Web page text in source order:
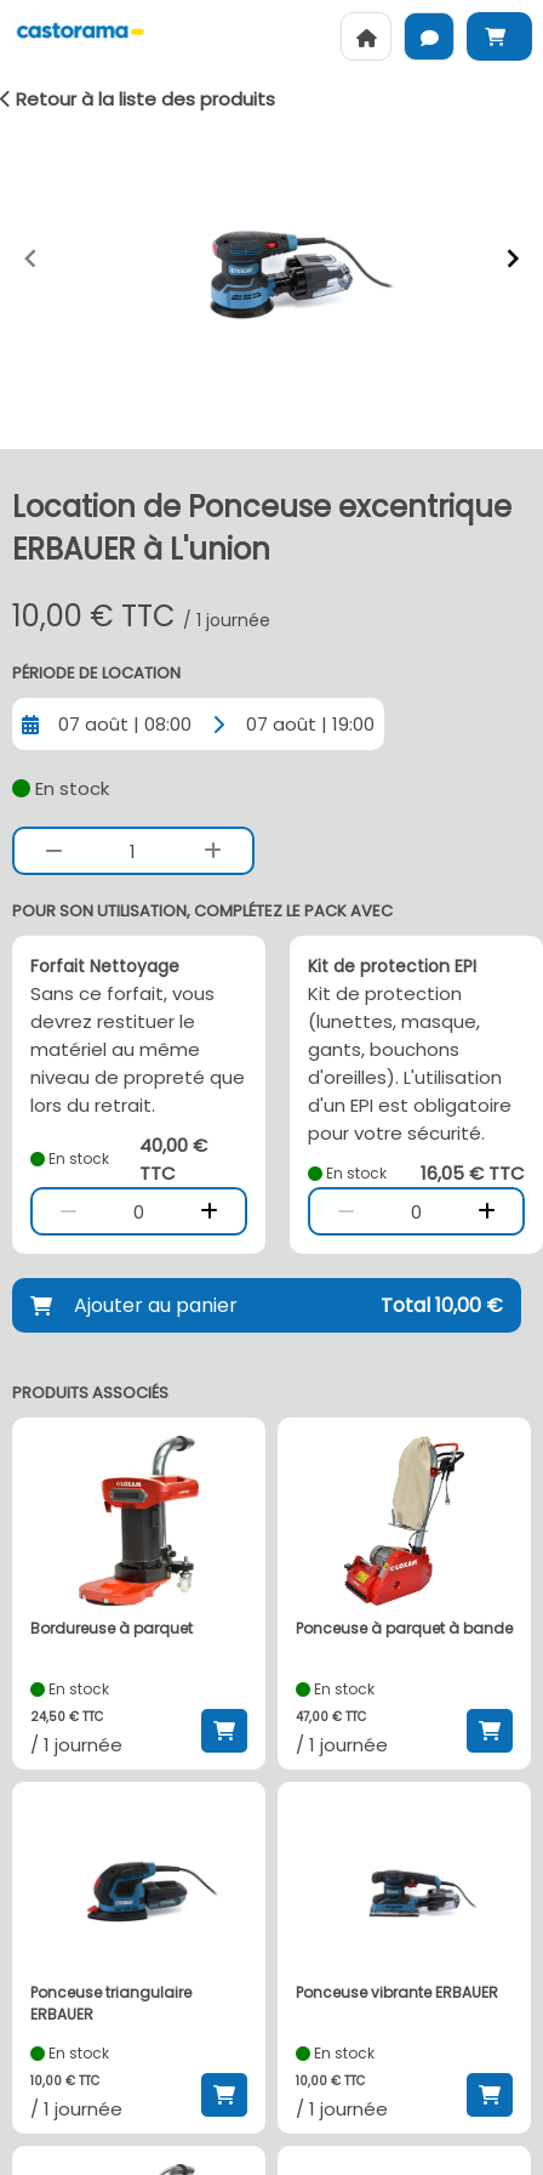
Retour à la liste des produits
Location de Ponceuse excentrique
ERBAUER à L'union
10,00 € TTC / 1 journée
PÉRIODE DE LOCATION
07 août | 08:00 07 août | 19:00
En stock
1
POUR SON UTILISATION, COMPLÉTEZ LE PACK AVEC
Forfait Nettoyage
Sans ce forfait, vous
devrez restituer le
matériel au même
niveau de propreté que
lors du retrait.
En stock
40,00 €
TTC
0
Kit de protection EPI
Kit de protection
(lunettes, masque,
gants, bouchons
d'oreilles). L'utilisation
d'un EPI est obligatoire
pour votre sécurité.
En stock
16,05 € TTC
0
Ajouter au panier Total 10,00 €
PRODUITS ASSOCIÉS
Bordureuse à parquet
En stock
24,50 € TTC
/ 1 journée
Ponceuse à parquet à bande
En stock
47,00 € TTC
/ 1 journée
Ponceuse triangulaire
ERBAUER
En stock
10,00 € TTC
/ 1 journée
Ponceuse vibrante ERBAUER
En stock
10,00 € TTC
/ 1 journée